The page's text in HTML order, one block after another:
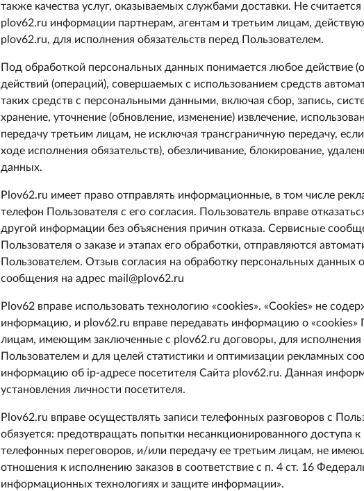
также качества услуг, оказываемых службами доставки. Не
plov62.ru информации партнерам, агентам и третьим лицам,
plov62.ru, для исполнения обязательств перед Пользователем.
Под обработкой персональных данных понимается любое действие
действий (операций), совершаемых с использованием средств
таких средств с персональными данными, включая сбор, запись,
хранение, уточнение (обновление, изменение) извлечение,
передачу третьим лицам, не исключая трансграничную передачу,
ходе исполнения обязательств), обезличивание, блокирование,
данных.
Plov62.ru имеет право отправлять информационные, в том числе
телефон Пользователя с его согласия. Пользователь вправе
другой информации без объяснения причин отказа. Сервисные
Пользователя о заказе и этапах его обработки, отправляются
Пользователем. Отзыв согласия на обработку персональных данных
сообщения на адрес mail@plov62.ru
Plov62 вправе использовать технологию «cookies». «Cookies» не
информацию, и plov62.ru вправе передавать информацию о «cookies»
лицам, имеющим заключенные с plov62.ru договоры, для исполнения
Пользователем и для целей статистики и оптимизации рекламных
информацию об ip-адресе посетителя Сайта plov62.ru. Данная
установления личности посетителя.
Plov62.ru вправе осуществлять записи телефонных разговоров с
обязуется: предотвращать попытки несанкционированного доступа
телефонных переговоров, и/или передачу ее третьим лицам, не
отношения к исполнению заказов в соответствие с п. 4 ст. 16
информационных технологиях и защите информации».